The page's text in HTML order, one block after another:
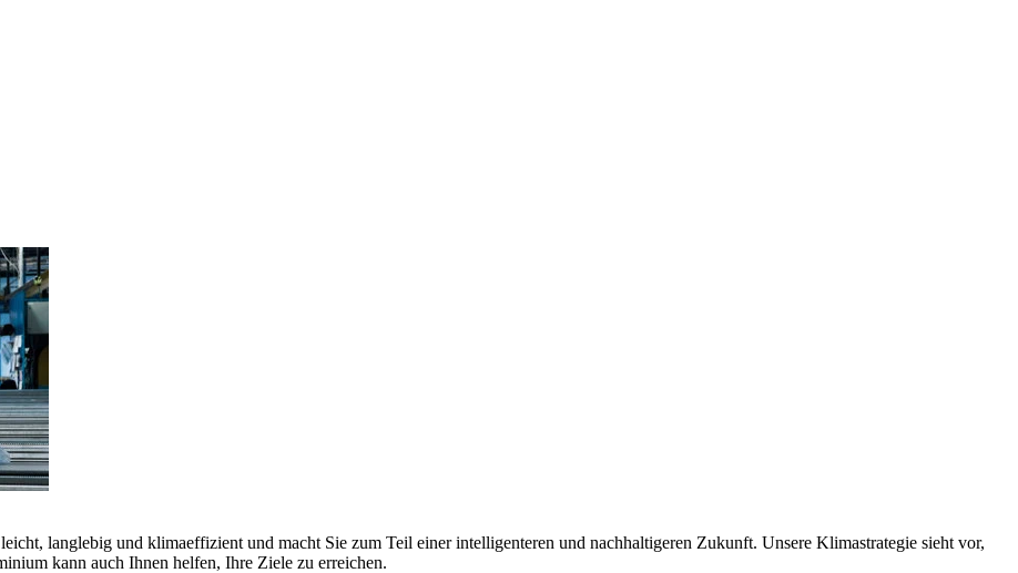
langlebig und klimaeffizient und macht Sie zum Teil einer intelligenteren und nachhaltigeren Zukunft. Unsere Klimastrategie sieht vor,
kann auch Ihnen helfen, Ihre Ziele zu erreichen.